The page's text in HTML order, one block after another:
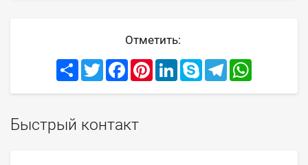
Отметить:
Share TwitterFacebookPinterestLinkedInSkype Telegram
Быстрый контакт